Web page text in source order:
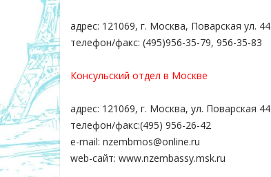
адрес: 121069, г. Москва, Поварская ул. 44
телефон/факс: (495)956-35-79, 956-35-83
Консульский отдел в Москве
адрес: 121069, г. Москва, ул. Поварская 44
телефон/факс:(495) 956-26-42
e-mail: nzembmos@online.ru
web-сайт: www.nzembassy.msk.ru